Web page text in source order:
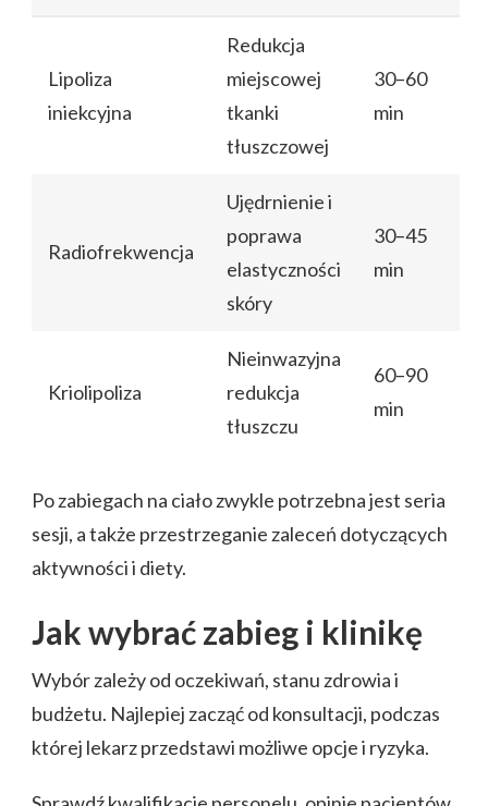
Lipoliza
iniekcyjna
Redukcja
miejscowej
tkanki
tłuszczowej
30–60
min
Radiofrekwencja
Ujędrnienie i
poprawa
elastyczności
skóry
30–45
min
Kriolipoliza
Nieinwazyjna
redukcja
tłuszczu
60–90
min
Po zabiegach na ciało zwykle potrzebna jest seria
sesji, a także przestrzeganie zaleceń dotyczących
aktywności i diety.
Jak wybrać zabieg i klinikę
Wybór zależy od oczekiwań, stanu zdrowia i
budżetu. Najlepiej zacząć od konsultacji, podczas
której lekarz przedstawi możliwe opcje i ryzyka.